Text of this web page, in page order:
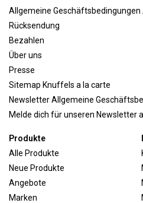
Allgemeine
Rücksendung
Bezahlen
Über uns
Presse
Sitemap Knuffels a la carte
Newsletter Allgemeine
Melde dich für unseren Newsletter
Produkte
Alle Produkte
Neue Produkte
Angebote
Marken